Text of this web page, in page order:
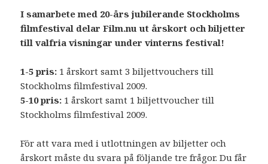
I samarbete med 20-års jubilerande Stockholms
filmfestival delar Film.nu ut årskort och biljetter
till valfria visningar under vinterns festival!
1-5 pris: 1 årskort samt 3 biljettvouchers till
Stockholms filmfestival 2009.
5-10 pris: 1 årskort samt 1 biljettvoucher till
Stockholms filmfestival 2009.
För att vara med i utlottningen av biljetter och
årskort måste du svara på följande tre frågor. Du får